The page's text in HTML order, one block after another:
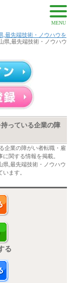
MENU
,最先端技術・ノウハウを
県,最先端技術・ノウハウ
っている企業の障
企業の障がい者転職・雇
関する情報を掲載。
県,最先端技術・ノウハウ
ます。
る